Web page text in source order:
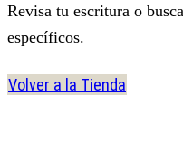
Revisa tu escritura o
específicos.
Volver a la Tienda